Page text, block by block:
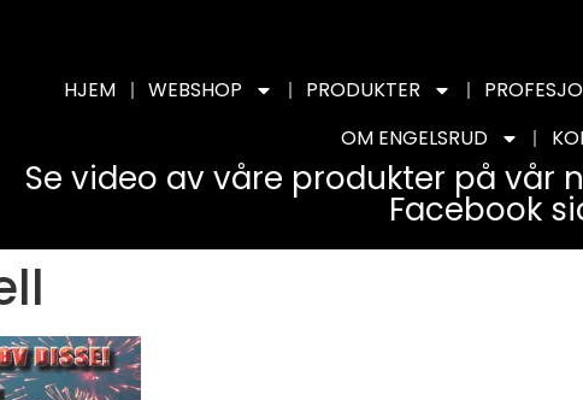
HJEM WEBSHOP PRODUKTER
OM ENGELSRUD
Se video av våre produkter på vår
Facebook